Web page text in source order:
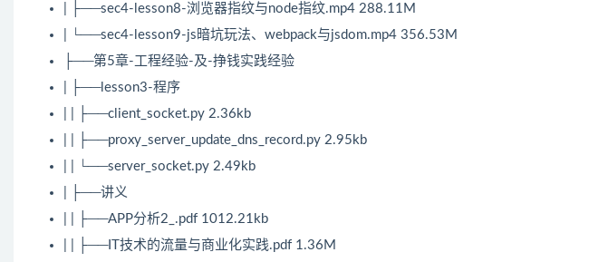
| ├──sec4-lesson8-浏览器指纹与node指纹.mp4 288.11M
| └──sec4-lesson9-js暗坑玩法、webpack与jsdom.mp4 356.53M
├──第5章-工程经验-及-挣钱实践经验
| ├──lesson3-程序
| | ├──client_socket.py 2.36kb
| | ├──proxy_server_update_dns_record.py 2.95kb
| | └──server_socket.py 2.49kb
| ├──讲义
| | ├──APP分析2_.pdf 1012.21kb
| | ├──IT技术的流量与商业化实践.pdf 1.36M